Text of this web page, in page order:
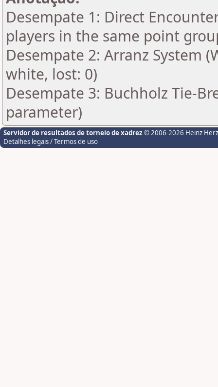
Desempate 1: Direct
players in the same point
Desempate 2: Arranz System
white, lost: 0)
Desempate 3: Buchholz Tie-
parameter)
Servidor de resultados de torneio de xadrez © 2006-2026 Heinz
Detalhes legais / Termos de uso